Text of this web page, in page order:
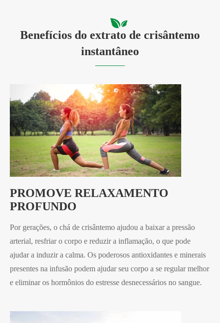
Benefícios do extrato de crisântemo
instantâneo
PROMOVE RELAXAMENTO
PROFUNDO
Por gerações, o chá de crisântemo ajudou a baixar a pressão
arterial, resfriar o corpo e reduzir a inflamação, o que pode
ajudar a induzir a calma. Os poderosos antioxidantes e minerais
presentes na infusão podem ajudar seu corpo a se regular melhor
e eliminar os hormônios do estresse desnecessários no sangue.